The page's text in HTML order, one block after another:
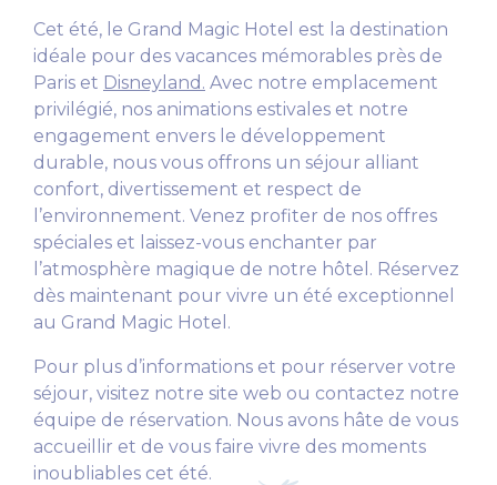
Cet été, le Grand Magic Hotel est la destination
idéale pour des vacances mémorables près de
Paris et Disneyland. Avec notre emplacement
privilégié, nos animations estivales et notre
engagement envers le développement
durable, nous vous offrons un séjour alliant
confort, divertissement et respect de
l’environnement. Venez profiter de nos offres
spéciales et laissez-vous enchanter par
l’atmosphère magique de notre hôtel. Réservez
dès maintenant pour vivre un été exceptionnel
au Grand Magic Hotel.
Pour plus d’informations et pour réserver votre
séjour, visitez notre site web ou contactez notre
équipe de réservation. Nous avons hâte de vous
accueillir et de vous faire vivre des moments
inoubliables cet été.